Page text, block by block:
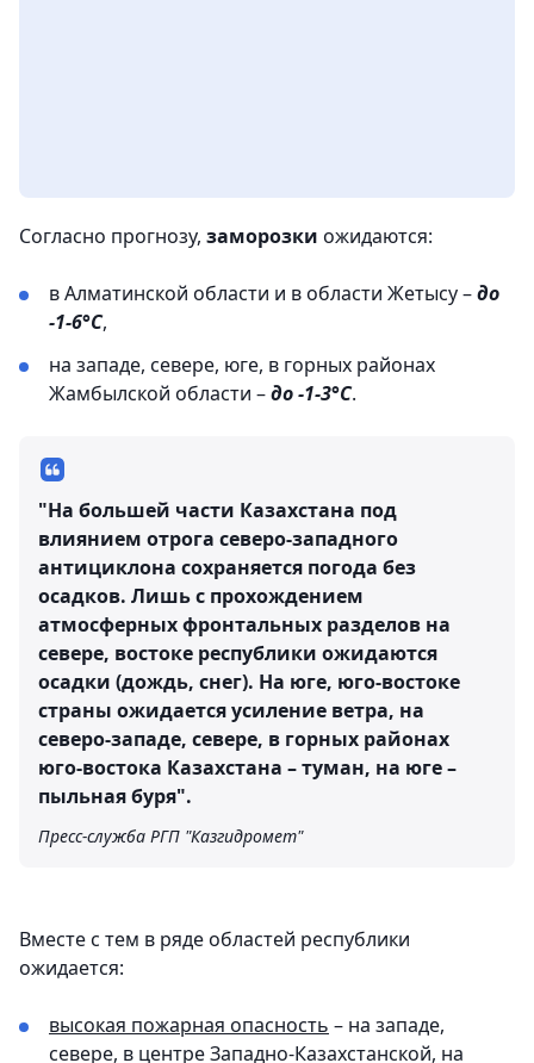
Согласно прогнозу, заморозки ожидаются:
в Алматинской области и в области Жетысу –до
-1-6°С,
на западе, севере, юге, в горных районах
Жамбылской области –до -1-3°С.
"На большей части Казахстана под
влиянием отрога северо-западного
антициклона сохраняется погода без
осадков. Лишь с прохождением
атмосферных фронтальных разделов на
севере, востоке республики ожидаются
осадки (дождь, снег). На юге, юго-востоке
страны ожидается усиление ветра, на
северо-западе, севере, в горных районах
юго-востока Казахстана – туман, на юге –
пыльная буря".
Пресс-служба РГП "Казгидромет"
Вместе с тем в ряде областей республики
ожидается:
высокая пожарная опасность – на западе,
севере, в центре Западно-Казахстанской, на